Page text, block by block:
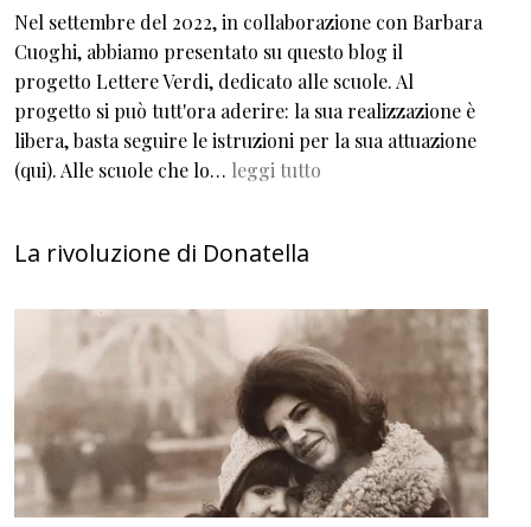
Nel settembre del 2022, in collaborazione con Barbara
Cuoghi, abbiamo presentato su questo blog il
progetto Lettere Verdi, dedicato alle scuole. Al
progetto si può tutt'ora aderire: la sua realizzazione è
libera, basta seguire le istruzioni per la sua attuazione
(qui). Alle scuole che lo… leggi tutto
La rivoluzione di Donatella